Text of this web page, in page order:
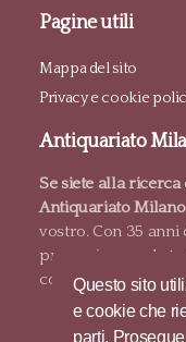
Questo sito
e cookie che
parti.
Pagine utili
Mappa del sito
Privacy e cookie
Antiquariato
Se siete alla
Antiquariato
vostro. Con 35 anni
proponiamo
contanti.